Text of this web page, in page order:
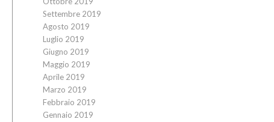
Settembre 2019
Agosto 2019
Luglio 2019
Giugno 2019
Maggio 2019
Aprile 2019
Marzo 2019
Febbraio 2019
Gennaio 2019